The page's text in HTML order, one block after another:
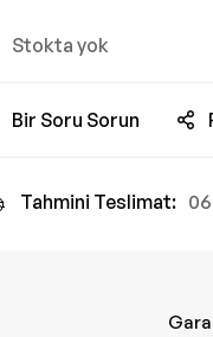
Stokta yok
Bir Soru Sorun
Tahmini Teslimat: